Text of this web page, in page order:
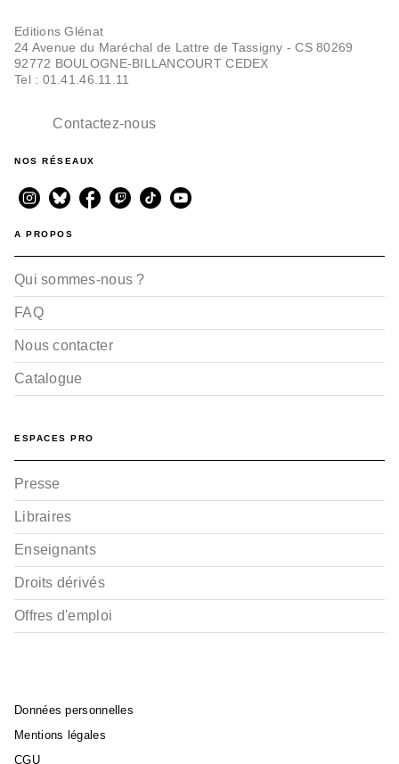
Editions Glénat
24 Avenue du Maréchal de Lattre de Tassigny - CS 80269
92772 BOULOGNE-BILLANCOURT CEDEX
Tel : 01.41.46.11.11
Contactez-nous
NOS RÉSEAUX
A PROPOS
Qui sommes-nous ?
FAQ
Nous contacter
Catalogue
ESPACES PRO
Presse
Libraires
Enseignants
Droits dérivés
Offres d'emploi
Données personnelles
Mentions légales
CGU